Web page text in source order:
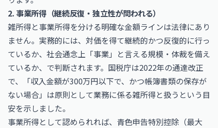
2. 事業所得（継続反復・独立性が問われる）
雑所得と事業所得を分ける明確な金額ラインは法律にあり
ません。実務的には、対価を得て継続的かつ反復的に行っ
ているか、社会通念上「事業」と言える規模・体裁を備え
ているか、で判断されます。国税庁は2022年の通達改正
で、「収入金額が300万円以下で、かつ帳簿書類の保存が
ない場合」は原則として業務に係る雑所得と扱うという目
安を示しました。
事業所得として認められれば、青色申告特別控除（最大